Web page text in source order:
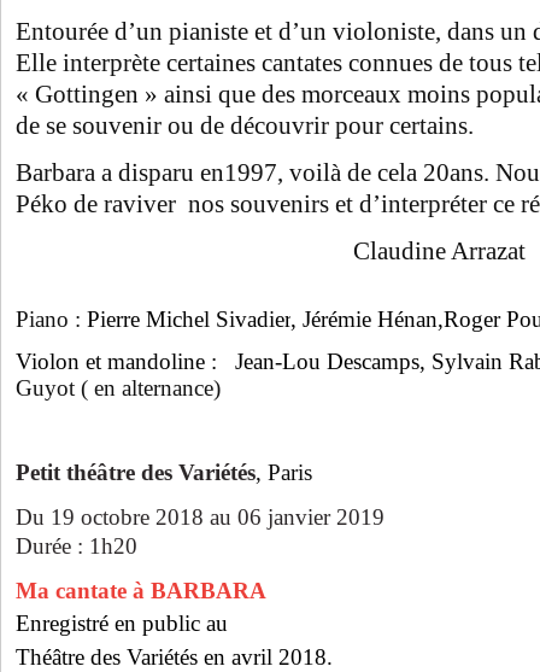
Entourée d’un pianiste et d’un violoniste, dans un
Elle interprète certaines cantates connues de tous
« Gottingen » ainsi que des morceaux moins
de se souvenir ou de découvrir pour certains.
Barbara a disparu en1997, voilà de cela 20ans.
Péko de raviver nos souvenirs et d’interpréter ce
Claudine Arrazat
Piano : Pierre Michel Sivadier, Jérémie Hénan,Roger
Violon et mandoline : Jean-Lou Descamps, Sylvain
Guyot ( en alternance)
Petit théâtre des Variétés, Paris
Du 19 octobre 2018 au 06 janvier 2019
Durée : 1h20
Ma cantate à BARBARA
Enregistré en public au
Théâtre des Variétés en avril 2018.